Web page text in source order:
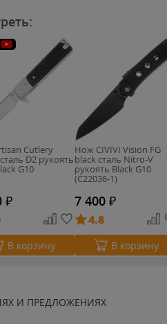
Cutlery
D2 рукоять
G10
₽
В корзину
Нож CIVIVI Vision FG
black сталь Nitro-V
рукоять Black G10
(C22036-1)
7 400 ₽
4.8
В корзину
И ПРЕДЛОЖЕНИЯХ